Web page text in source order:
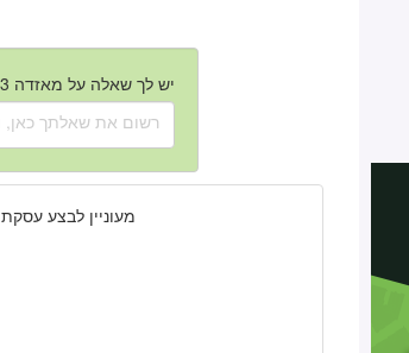
יש לך שאלה על מאזדה 3 2004 - 2009 יד שנייה?
מעוניין לבצע